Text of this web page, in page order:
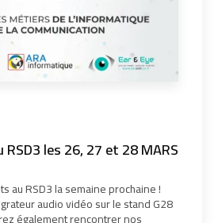
RSD3 les 26, 27 et 28 MARS
au RSD3 la semaine prochaine !
audio vidéo sur le stand G28